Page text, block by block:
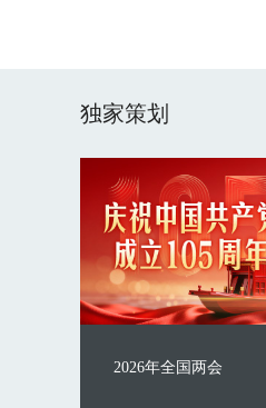
独家策划
2026年全国两会